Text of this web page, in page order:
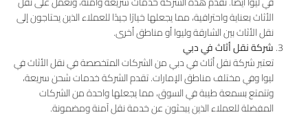
الأثاث بعناية واحترافية، مما يجعلها خيارًا جيدًا للعملاء الذين يحتاجون إلى
نقل الأثاث بين الشارقة وليوا أو مناطق أخرى.
شركة نقل أثاث في دبي
تعتبر شركة نقل أثاث في دبي من الشركات المتخصصة في نقل الأثاث في
ليوا وفي مختلف مناطق الإمارات. تقدم الشركة خدمات شحن سريعة،
وتتمتع بسمعة طيبة في السوق، مما يجعلها واحدة من الشركات
المفضلة للعملاء الذين يبحثون عن خدمة نقل آمنة ومضمونة.